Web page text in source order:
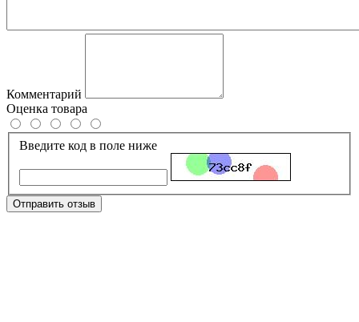
Комментарий
Оценка товара
Введите код в поле ниже
Отправить отзыв